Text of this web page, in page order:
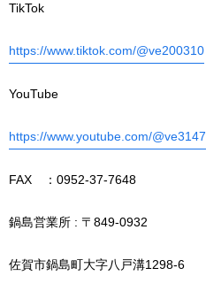
TikTok
https://www.tiktok.com/@ve200310
YouTube
https://www.youtube.com/@ve3147
FAX ：0952-37-7648
鍋島営業所 : 〒849-0932
佐賀市鍋島町大字八戸溝1298-6